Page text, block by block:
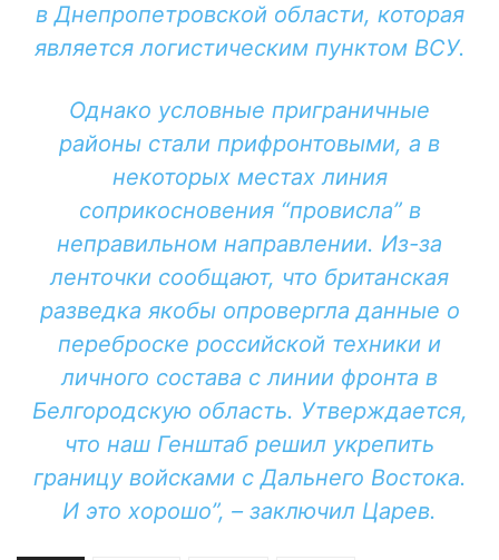
в Днепропетровской области, которая
является логистическим пунктом ВСУ.
Однако условные приграничные
районы стали прифронтовыми, а в
некоторых местах линия
соприкосновения “провисла” в
неправильном направлении. Из-за
ленточки сообщают, что британская
разведка якобы опровергла данные о
переброске российской техники и
личного состава с линии фронта в
Белгородскую область. Утверждается,
что наш Генштаб решил укрепить
границу войсками с Дальнего Востока.
И это хорошо”, – заключил Царев.